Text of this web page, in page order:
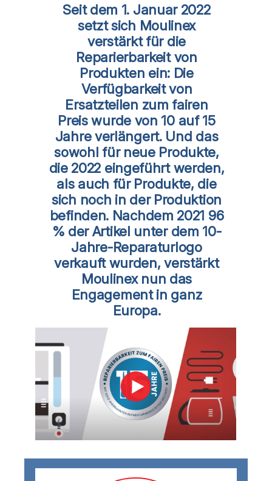
Seit dem 1. Januar 2022
setzt sich Moulinex
verstärkt für die
Reparierbarkeit von
Produkten ein: Die
Verfügbarkeit von
Ersatzteilen zum fairen
Preis wurde von 10 auf 15
Jahre verlängert. Und das
sowohl für neue Produkte,
die 2022 eingeführt werden,
als auch für Produkte, die
sich noch in der Produktion
befinden. Nachdem 2021 96
% der Artikel unter dem 10-
Jahre-Reparaturlogo
verkauft wurden, verstärkt
Moulinex nun das
Engagement in ganz
Europa.